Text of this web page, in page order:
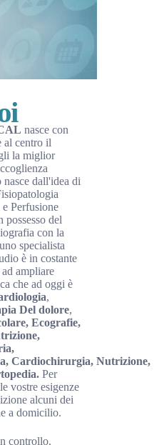
nasce con
al centro il
la miglior
dall'idea di
Perfusione
possesso del
con la
specialista
è in costante
ampliare
che ad oggi è
,
Del dolore,
Ecografie,
Cardiochirurgia, Nutrizione,
Per
vostre esigenze
alcuni dei
a domicilio.
controllo.